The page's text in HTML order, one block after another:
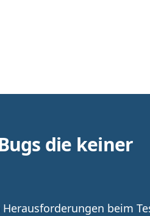
die keiner
beim